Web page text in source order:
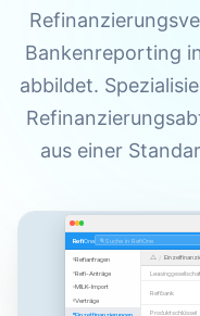
Bankenreporting
abbildet.
aus einer